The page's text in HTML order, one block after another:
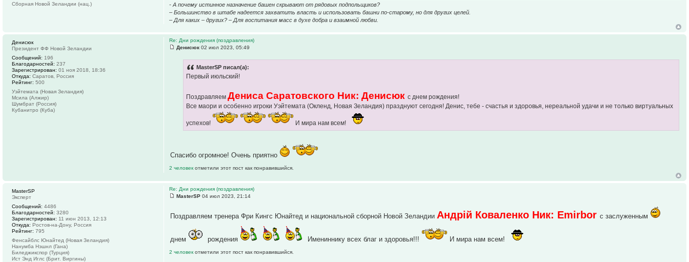
- А почему истинное назначение башен скрывают от рядовых подпольщиков?
– Большинство в штабе надеется захватить власть и использовать башни по-старому, но для других целей.
– Для каких – других? – Для воспитания масс в духе добра и взаимной любви.
Сборная Новой Зеландии (нац.)
Re: Дни рождения (поздравления)
Денисюк 02 июл 2023, 05:49
MasterSP писал(а):
Первый июльский!
ПоздравляемДениса Саратовского Ник: Денисюкс днем рождения!
Все маори и особенно игроки Уэйтемата (Окленд, Новая Зеландия) празднуют сегодня! Денис, тебе - счастья и здоровья, нереальной удачи и не только виртуальных
успехов! И мира нам всем!
Спасибо огромное! Очень приятно
2 человекотметили этот пост как понравившийся.
Денисюк
Президент ФФ Новой Зеландии
Сообщений: 196
Благодарностей: 237
Зарегистрирован: 01 ноя 2018, 18:36
Откуда: Саратов, Россия
Рейтинг: 500
Уэйтемата (Новая Зеландия)
Мсила (Алжир)
Шумбрат (Россия)
Кубанитро (Куба)
Re: Дни рождения (поздравления)
MasterSP 04 июл 2023, 21:14
Поздравляем тренера Фри Кингс Юнайтед и национальной сборной Новой Зеландии Андрій Коваленко Ник: Emirborс заслуженным
днем рождения Имениннику всех благ и здоровья!!! И мира нам всем!
2 человекотметили этот пост как понравившийся.
MasterSP
Эксперт
Сообщений: 4486
Благодарностей: 3280
Зарегистрирован: 11 июн 2013, 12:13
Откуда: Ростов-на-Дону, Россия
Рейтинг: 795
Фенсайблс Юнайтед (Новая Зеландия)
Нанумба Нэшнл (Гана)
Биледжикспор (Турция)
Ист Энд Иглс (Брит. Виргины)